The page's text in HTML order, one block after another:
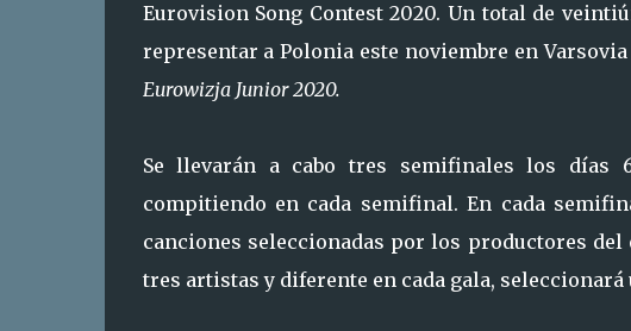
Eurovision Song Contest 2020. Un total de
representar a Polonia este noviembre en
Eurowizja Junior 2020.
Se llevarán a cabo tres semifinales los días
compitiendo en cada semifinal. En cada
canciones seleccionadas por los productores
tres artistas y diferente en cada gala,